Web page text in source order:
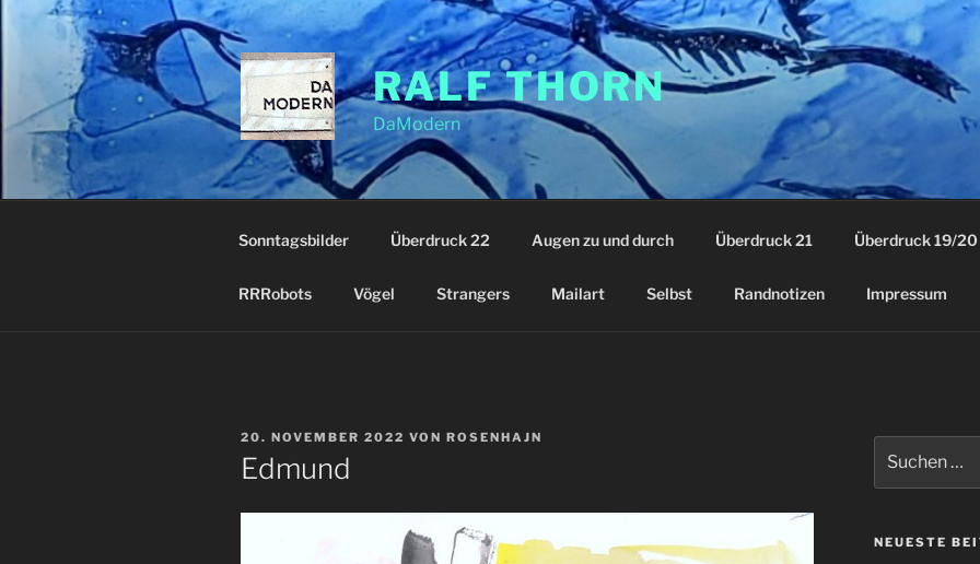
Zum
RALF THORN
DaModern
Sonntagsbilder Überdruck 22 Augen zu und durch Überdruck 21 Überdruck 19/20
RRRobots Vögel Strangers Mailart Selbst Randnotizen Impressum
VERÖFFENTLICHT
AM
20. NOVEMBER 2022 VON ROSENHAJN
Edmund
nach:
NEUESTE